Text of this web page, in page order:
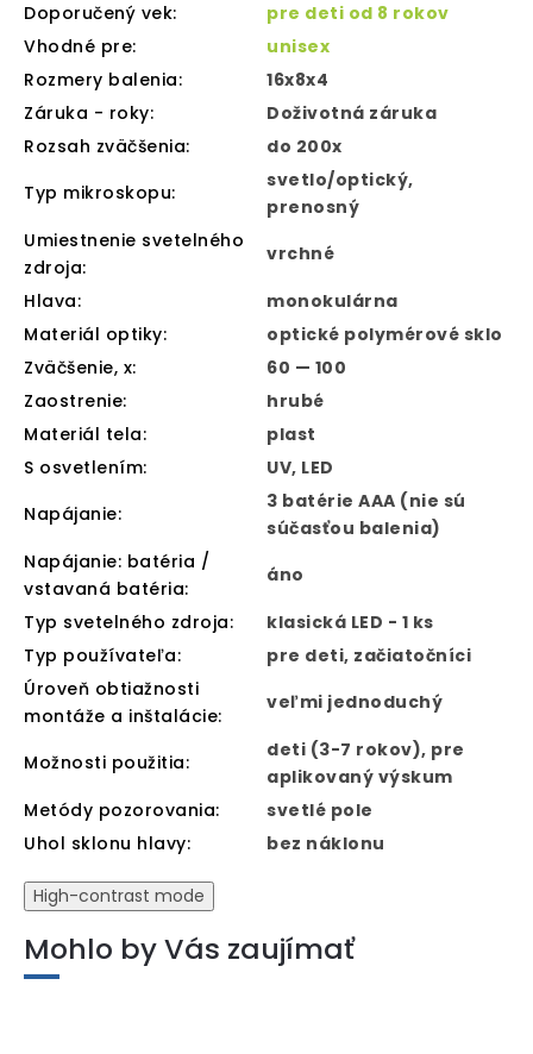
Doporučený vek:
pre deti od 8 rokov
Vhodné pre:
unisex
Rozmery balenia:
16x8x4
Záruka - roky:
Doživotná záruka
Rozsah zväčšenia:
do 200x
Typ mikroskopu:
svetlo/optický,
prenosný
Umiestnenie svetelného
zdroja:
vrchné
Hlava:
monokulárna
Materiál optiky:
optické polymérové sklo
Zväčšenie, x:
60 — 100
Zaostrenie:
hrubé
Materiál tela:
plast
S osvetlením:
UV, LED
Napájanie:
3 batérie AAA (nie sú
súčasťou balenia)
Napájanie: batéria /
vstavaná batéria:
áno
Typ svetelného zdroja:
klasická LED - 1 ks
Typ používateľa:
pre deti, začiatočníci
Úroveň obtiažnosti
montáže a inštalácie:
veľmi jednoduchý
Možnosti použitia:
deti (3-7 rokov), pre
aplikovaný výskum
Metódy pozorovania:
svetlé pole
Uhol sklonu hlavy: bez náklonu
High-contrast mode
Mohlo by Vás zaujímať